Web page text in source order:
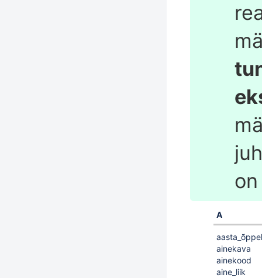
A
ainekava
ainekood
aine_liik